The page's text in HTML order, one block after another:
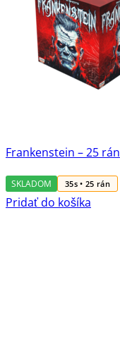
Frankenstein – 25 rán
SKLADOM 35s • 25 rán
Pridať do košíka